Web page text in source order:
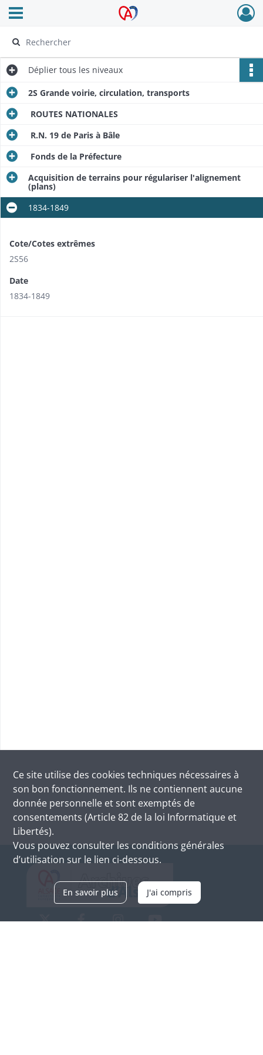
Archives Alsace - Colmar
Ouvrir le menu déroulant
Déplier tous les niveaux
2S Grande voirie, circulation, transports
ROUTES NATIONALES
R.N. 19 de Paris à Bâle
Fonds de la Préfecture
Acquisition de terrains pour régulariser l'alignement
(plans)
1834-1849
Cote/Cotes extrêmes
2S56
Date
1834-1849
Ce site utilise des cookies techniques nécessaires à
son bon fonctionnement. Ils ne contiennent aucune
donnée personnelle et sont exemptés de
consentements (Article 82 de la loi Informatique et
Libertés).
Vous pouvez consulter les conditions générales
d’utilisation sur le lien ci-dessous.
En savoir plus J'ai compris